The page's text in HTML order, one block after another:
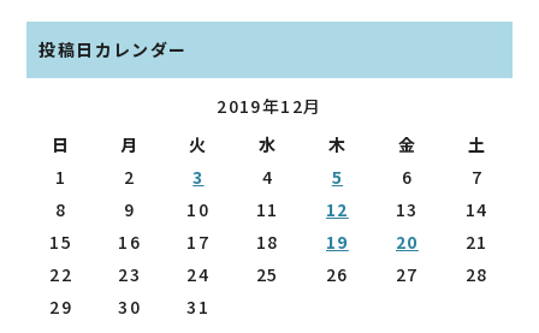
投稿日カレンダー
2019年12月
日
月 火 水 木 金 土
1 2 3 4 5 6
7
8
9 10 11 12 13
14
15
16 17 18 19 20
21
22
23 24 25 26 27
28
29
30 31